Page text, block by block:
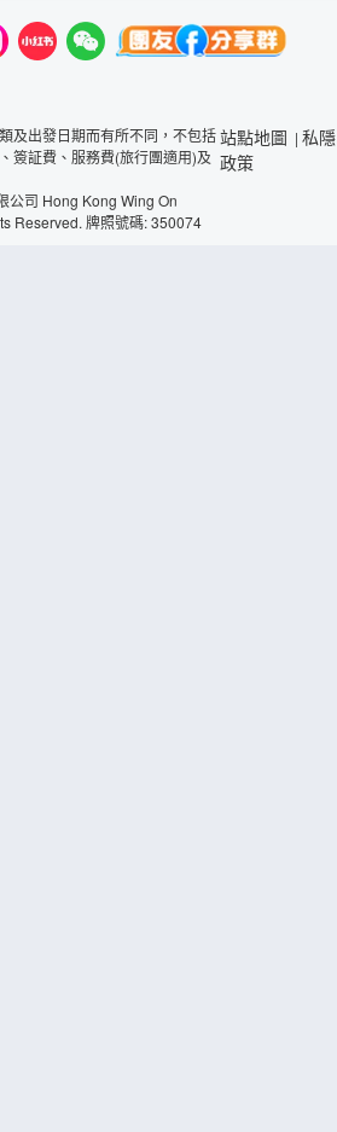
及出發日期而有所不同，不包括
簽証費、服務費(旅行團適用)及
公司 Hong Kong Wing On
Reserved. 牌照號碼: 350074
站點地圖 | 私隱
政策